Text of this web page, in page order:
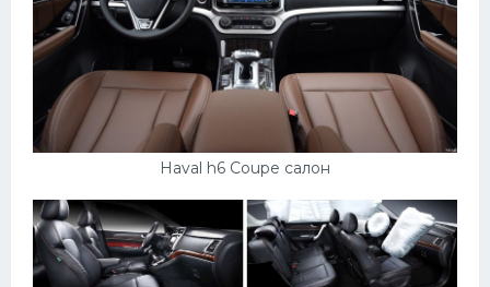
Haval h6 Coupe салон